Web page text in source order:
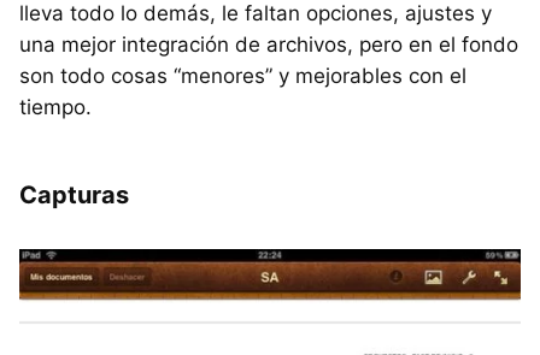
lleva todo lo demás, le faltan opciones, ajustes y
una mejor integración de archivos, pero en el fondo
son todo cosas “menores” y mejorables con el
tiempo.
Capturas